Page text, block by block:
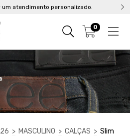
um atendimento personalizado.
0
> MASCULINO > CALÇAS > Slim